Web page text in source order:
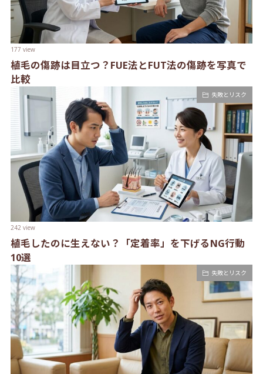
177 view
植毛の傷跡は目立つ？FUE法とFUT法の傷跡を写真で
比較
失敗とリスク
242 view
植毛したのに生えない？「定着率」を下げるNG行動
10選
失敗とリスク